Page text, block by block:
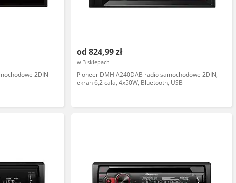
2DIN
od 824,99 zł
w 3 sklepach
Pioneer DMH A240DAB radio samochodowe 2DIN,
ekran 6,2 cala, 4x50W, Bluetooth, USB